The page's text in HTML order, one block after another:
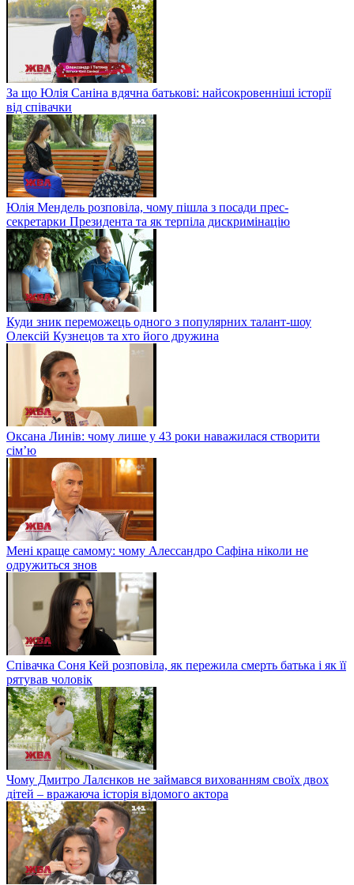
За що Юлія Саніна вдячна батькові: найсокровенніші історії
від співачки
Юлія Мендель розповіла, чому пішла з посади прес-
секретарки Президента та як терпіла дискримінацію
Куди зник переможець одного з популярних талант-шоу
Олексій Кузнецов та хто його дружина
Оксана Линів: чому лише у 43 роки наважилася створити
сім’ю
Мені краще самому: чому Алессандро Сафіна ніколи не
одружиться знов
Співачка Соня Кей розповіла, як пережила смерть батька і як її
рятував чоловік
Чому Дмитро Лалєнков не займався вихованням своїх двох
дітей – вражаюча історія відомого актора